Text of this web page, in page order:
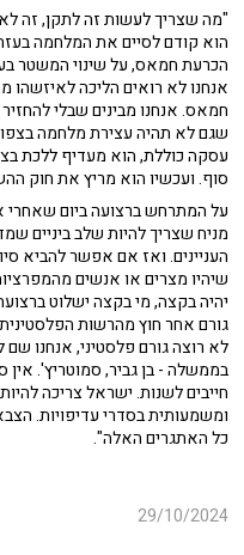
"מה שצריך לעשות זה לתקן, זה
הוא קודם לסיים את המלחמה
הכרעת חמאס, על שינוי המשטר
אנחנו לא רואים הליכה
חמאס. אנחנו מבינים שבלי
שגם לא תהיה עצירת מלחמה
עסקה כוללת, הוא מעדיף ללכת
סוף. ועכשיו הוא מריץ את חוק
על המתרחש ברצועה ביום שאחרי
מניח שצריך להיות שלב ביניים
העניינים. ואז אם אפשר להביא
שיהיו מצרים או אנשים
יהיה בקצה, מי בקצה ישלוט
גורם אחר חוץ מהרשות
לא רוצה גורם פלסטיני, אנחנו שם
בממשלה - בן גביר, סמוטריץ'.
חייבים לשנות. ישראל צריכה
ומשמעותית בסדרי עדיפויות.
כל האתגרים האלה".
29/10/2024